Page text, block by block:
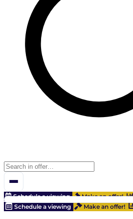
Schedule a viewing Make an offer!
Schedule a viewing
Make an offer!